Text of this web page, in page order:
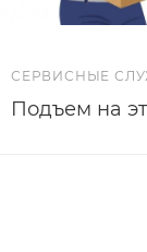
СЕРВИСНЫЕ
Подъем на